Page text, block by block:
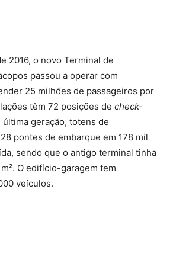
2016, o novo Terminal de
passou a operar com
25 milhões de passageiros por
têm 72 posições de check-
geração, totens de
pontes de embarque em 178 mil
sendo que o antigo terminal tinha
O edifício-garagem tem
veículos.